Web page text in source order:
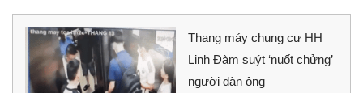
Thang máy chung cư HH
Linh Đàm suýt ‘nuốt chửng’
người đàn ông